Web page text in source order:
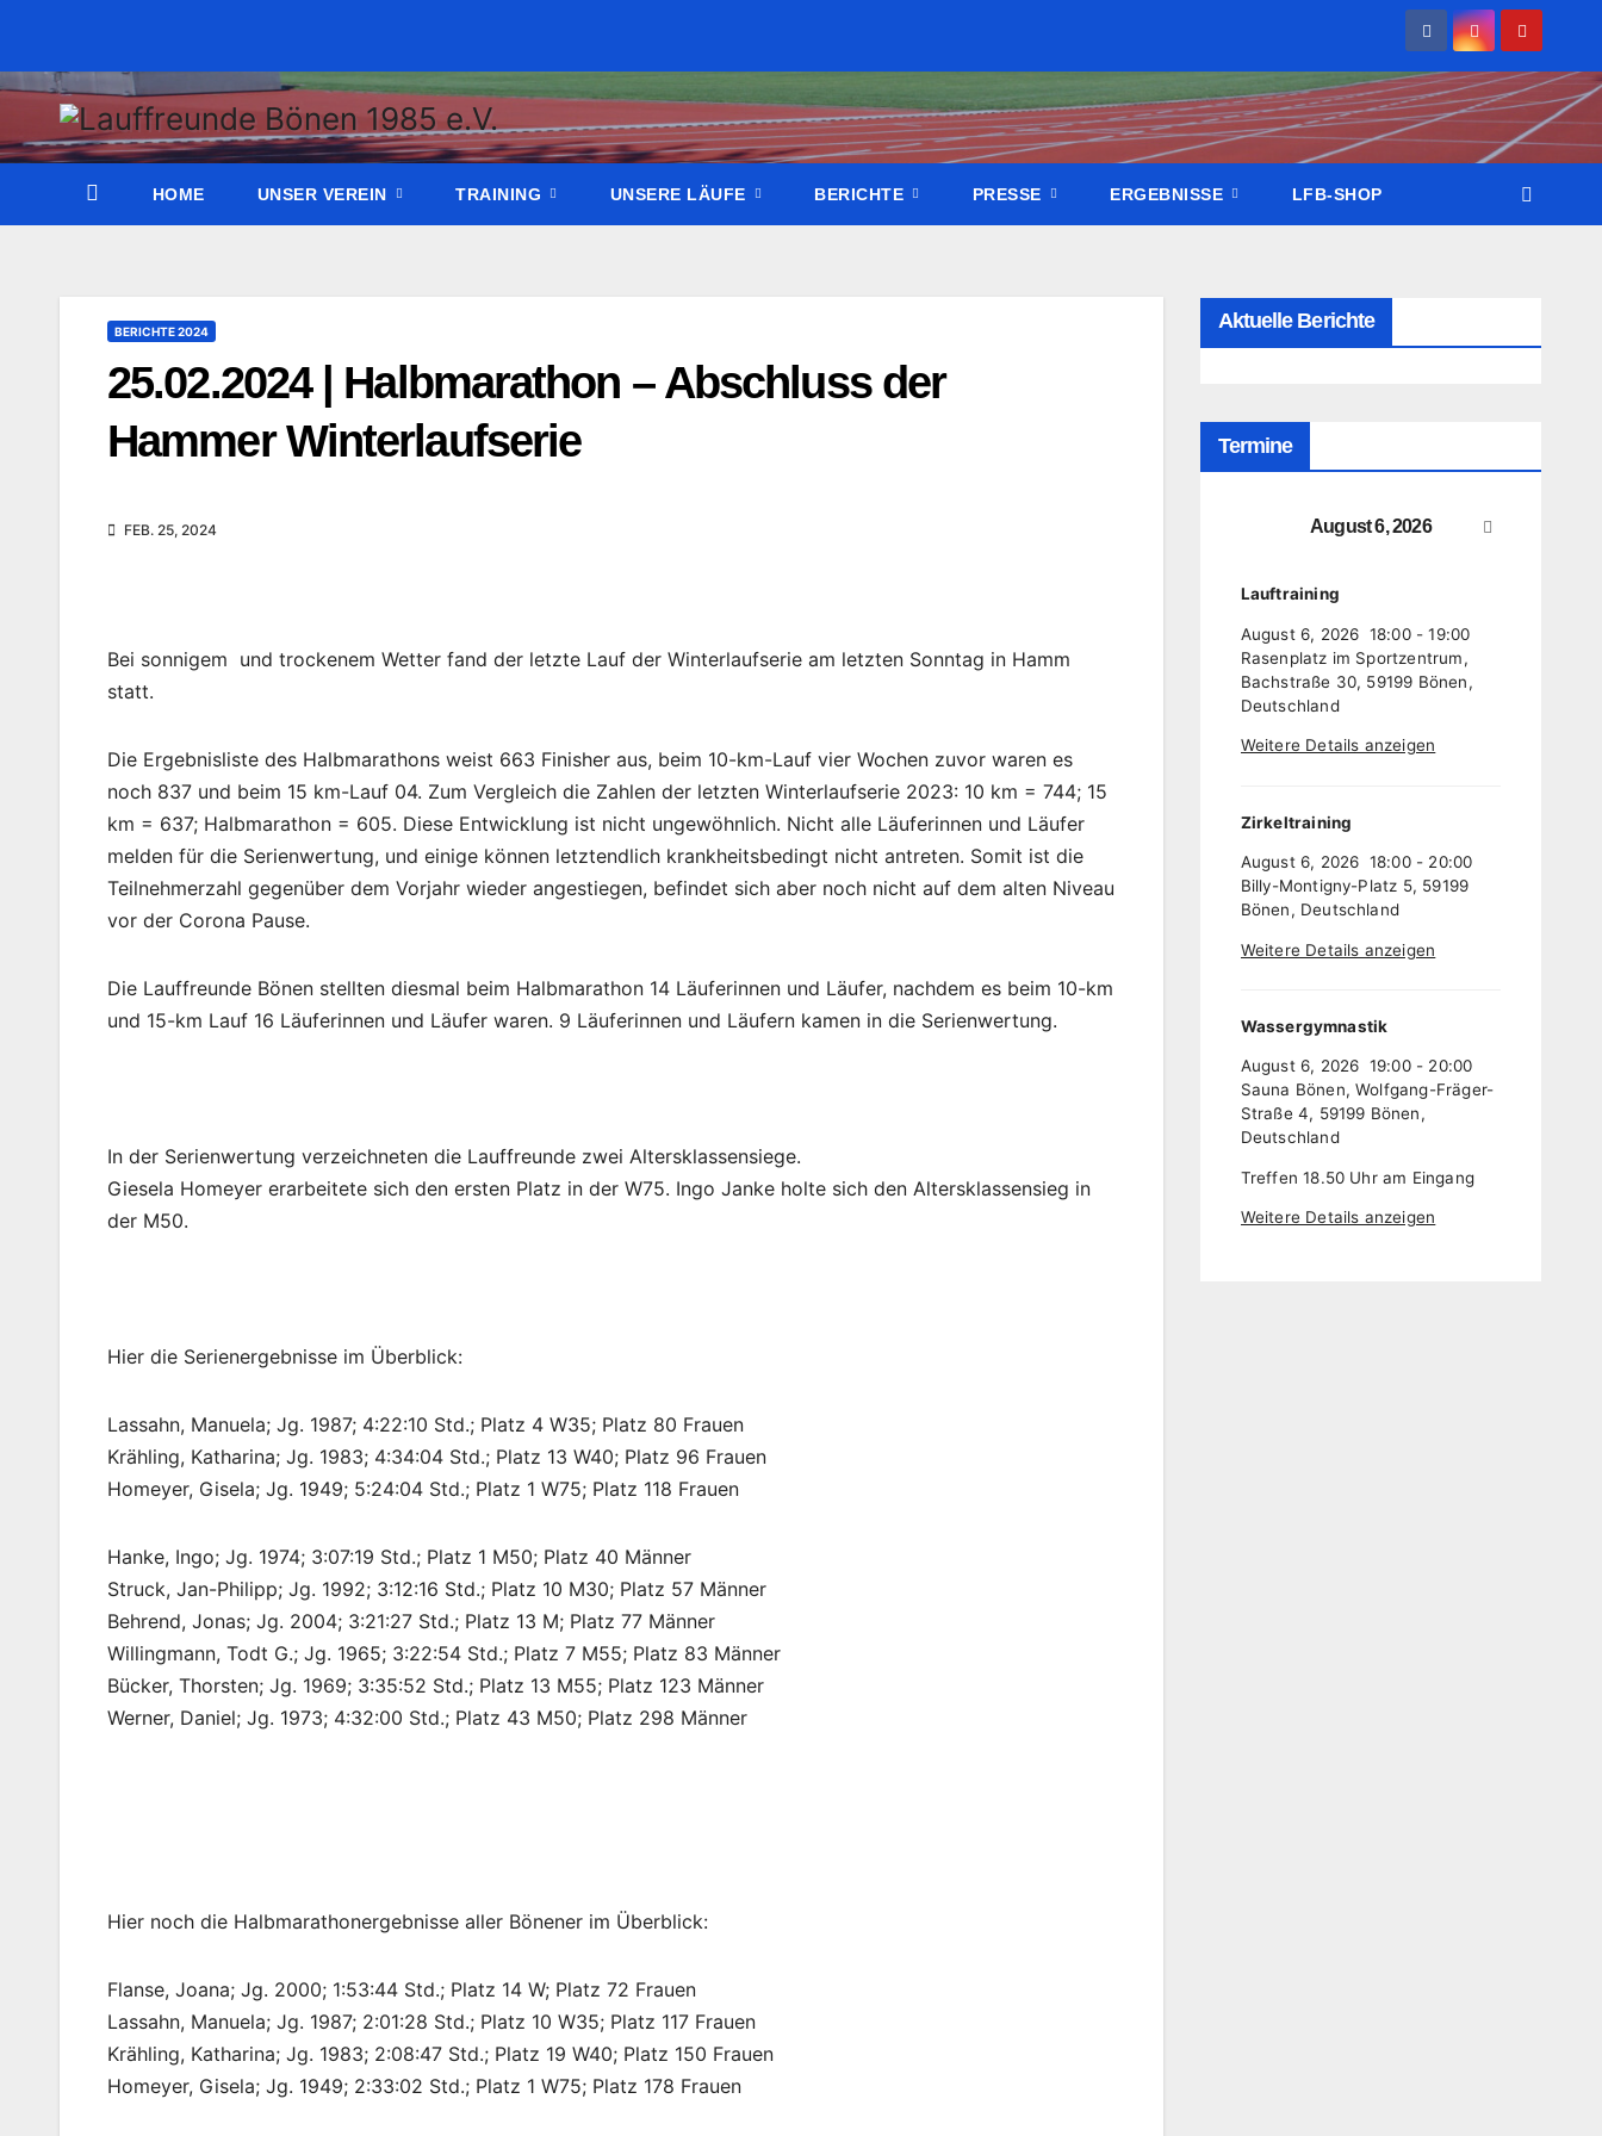
wechseln
HOME UNSER VEREIN TRAINING UNSERE LÄUFE BERICHTE PRESSE ERGEBNISSE LFB-SHOP
BERICHTE 2024
25.02.2024 | Halbmarathon – Abschluss der
Hammer Winterlaufserie
FEB. 25, 2024
Bei sonnigem und trockenem Wetter fand der letzte Lauf der Winterlaufserie am letzten Sonntag in Hamm
statt.
Die Ergebnisliste des Halbmarathons weist 663 Finisher aus, beim 10-km-Lauf vier Wochen zuvor waren es
noch 837 und beim 15 km-Lauf 04. Zum Vergleich die Zahlen der letzten Winterlaufserie 2023: 10 km = 744; 15
km = 637; Halbmarathon = 605. Diese Entwicklung ist nicht ungewöhnlich. Nicht alle Läuferinnen und Läufer
melden für die Serienwertung, und einige können letztendlich krankheitsbedingt nicht antreten. Somit ist die
Teilnehmerzahl gegenüber dem Vorjahr wieder angestiegen, befindet sich aber noch nicht auf dem alten Niveau
vor der Corona Pause.
Die Lauffreunde Bönen stellten diesmal beim Halbmarathon 14 Läuferinnen und Läufer, nachdem es beim 10-km
und 15-km Lauf 16 Läuferinnen und Läufer waren. 9 Läuferinnen und Läufern kamen in die Serienwertung.
In der Serienwertung verzeichneten die Lauffreunde zwei Altersklassensiege.
Giesela Homeyer erarbeitete sich den ersten Platz in der W75. Ingo Janke holte sich den Altersklassensieg in
der M50.
Hier die Serienergebnisse im Überblick:
Lassahn, Manuela; Jg. 1987; 4:22:10 Std.; Platz 4 W35; Platz 80 Frauen
Krähling, Katharina; Jg. 1983; 4:34:04 Std.; Platz 13 W40; Platz 96 Frauen
Homeyer, Gisela; Jg. 1949; 5:24:04 Std.; Platz 1 W75; Platz 118 Frauen
Hanke, Ingo; Jg. 1974; 3:07:19 Std.; Platz 1 M50; Platz 40 Männer
Struck, Jan-Philipp; Jg. 1992; 3:12:16 Std.; Platz 10 M30; Platz 57 Männer
Behrend, Jonas; Jg. 2004; 3:21:27 Std.; Platz 13 M; Platz 77 Männer
Willingmann, Todt G.; Jg. 1965; 3:22:54 Std.; Platz 7 M55; Platz 83 Männer
Bücker, Thorsten; Jg. 1969; 3:35:52 Std.; Platz 13 M55; Platz 123 Männer
Werner, Daniel; Jg. 1973; 4:32:00 Std.; Platz 43 M50; Platz 298 Männer
Hier noch die Halbmarathonergebnisse aller Bönener im Überblick:
Flanse, Joana; Jg. 2000; 1:53:44 Std.; Platz 14 W; Platz 72 Frauen
Lassahn, Manuela; Jg. 1987; 2:01:28 Std.; Platz 10 W35; Platz 117 Frauen
Krähling, Katharina; Jg. 1983; 2:08:47 Std.; Platz 19 W40; Platz 150 Frauen
Homeyer, Gisela; Jg. 1949; 2:33:02 Std.; Platz 1 W75; Platz 178 Frauen
Aktuelle Berichte
Termine
August 6, 2026
Lauftraining
August 6, 2026 18:00-19:00
Rasenplatz im Sportzentrum,
Bachstraße 30, 59199 Bönen,
Deutschland
Weitere Details anzeigen
Zirkeltraining
August 6, 2026 18:00- 20:00
Billy-Montigny-Platz 5, 59199
Bönen, Deutschland
Weitere Details anzeigen
Wassergymnastik
August 6, 2026 19:00- 20:00
Sauna Bönen, Wolfgang-Fräger-
Straße 4, 59199 Bönen,
Deutschland
Treffen 18.50 Uhr am Eingang
Weitere Details anzeigen